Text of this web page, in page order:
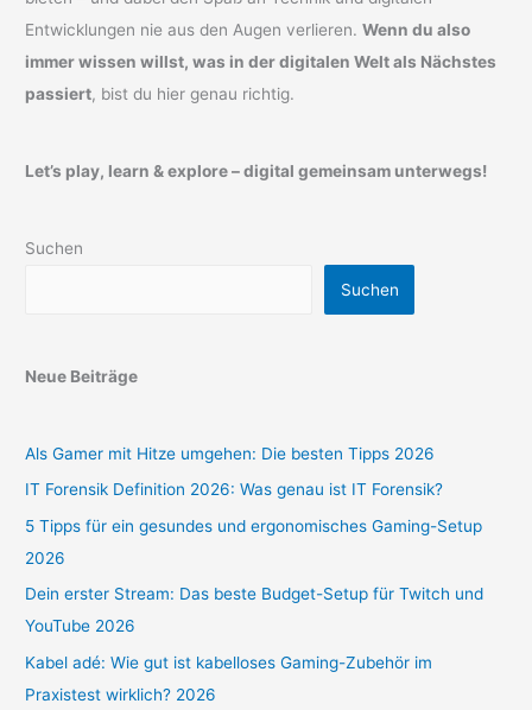
Entwicklungen nie aus den Augen verlieren.Wenn du also
immer wissen willst, was in der digitalen Welt als Nächstes
passiert, bist du hier genau richtig.
Let’s play, learn & explore – digital gemeinsam unterwegs!
Suchen
Suchen
Neue Beiträge
Als Gamer mit Hitze umgehen: Die besten Tipps 2026
IT Forensik Definition 2026: Was genau ist IT Forensik?
5 Tipps für ein gesundes und ergonomisches Gaming-Setup
2026
Dein erster Stream: Das beste Budget-Setup für Twitch und
YouTube 2026
Kabel adé: Wie gut ist kabelloses Gaming-Zubehör im
Praxistest wirklich? 2026